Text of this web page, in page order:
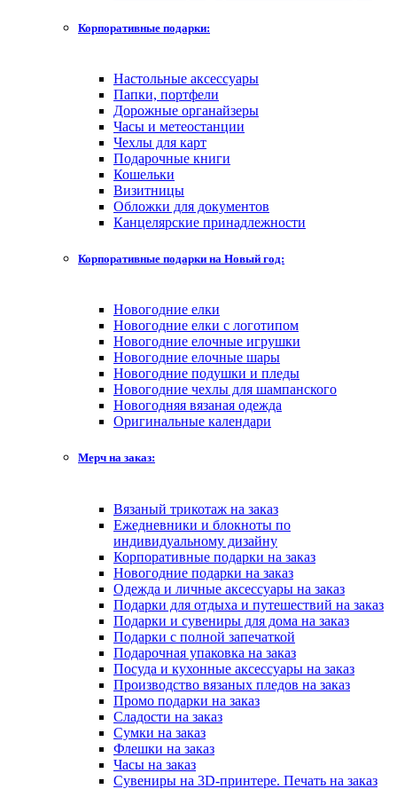
Корпоративные подарки:
Настольные аксессуары
Папки, портфели
Дорожные органайзеры
Часы и метеостанции
Чехлы для карт
Подарочные книги
Кошельки
Визитницы
Обложки для документов
Канцелярские принадлежности
Корпоративные подарки на Новый год:
Новогодние елки
Новогодние елки с логотипом
Новогодние елочные игрушки
Новогодние елочные шары
Новогодние подушки и пледы
Новогодние чехлы для шампанского
Новогодняя вязаная одежда
Оригинальные календари
Мерч на заказ:
Вязаный трикотаж на заказ
Ежедневники и блокноты по
индивидуальному дизайну
Корпоративные подарки на заказ
Новогодние подарки на заказ
Одежда и личные аксессуары на заказ
Подарки для отдыха и путешествий на заказ
Подарки и сувениры для дома на заказ
Подарки с полной запечаткой
Подарочная упаковка на заказ
Посуда и кухонные аксессуары на заказ
Производство вязаных пледов на заказ
Промо подарки на заказ
Сладости на заказ
Сумки на заказ
Флешки на заказ
Часы на заказ
Сувениры на 3D-принтере. Печать на заказ